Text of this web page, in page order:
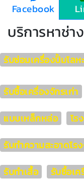
Facebook
บริการหาช่า
รับซ่อมเครื่องปั้มโลหะ
รับซื้อเครื่องจักรเก่า
แบบเหล็กหล่อ
โร
รับทำความสะอาดโร
รับทำเสื้อ
รับซื้อเ